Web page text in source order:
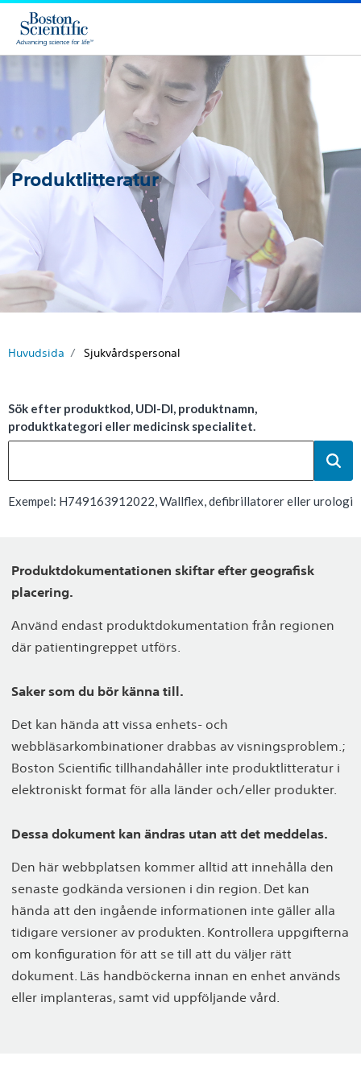
Produktlitteratur
Huvudsida Sjukvårdspersonal
Sök efter produktkod, UDI-DI, produktnamn,
produktkategori eller medicinsk specialitet.
Exempel: H749163912022, Wallflex, defibrillatorer eller urologi
Produktdokumentationen skiftar efter geografisk
placering.
Använd endast produktdokumentation från regionen
där patientingreppet utförs.
Saker som du bör känna till.
Det kan hända att vissa enhets- och
webbläsarkombinationer drabbas av visningsproblem.;
Boston Scientific tillhandahåller inte produktlitteratur i
elektroniskt format för alla länder och/eller produkter.
Dessa dokument kan ändras utan att det meddelas.
Den här webbplatsen kommer alltid att innehålla den
senaste godkända versionen i din region. Det kan
hända att den ingående informationen inte gäller alla
tidigare versioner av produkten. Kontrollera uppgifterna
om konfiguration för att se till att du väljer rätt
dokument. Läs handböckerna innan en enhet används
eller implanteras, samt vid uppföljande vård.